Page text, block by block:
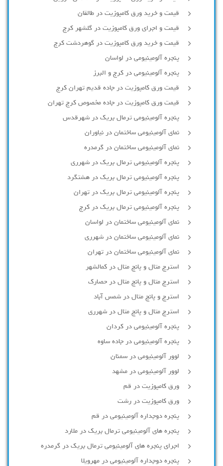
قیمت و خرید ورق کامپوزیت در طالقان
قیمت و اجرای ورق کامپوزیت در گلشهر کرج
قیمت و خرید ورق کامپوزیت در گوهردشت کرج
پنجره آلومینیومی در لواسان
پنجره آلومینیومی در کرج و البرز
قیمت ورق کامپوزیت در جاده قدیم تهران کرج
قیمت ورق کامپوزیت در جاده مخصوص کرج تهران
پنجره آلومینیومی ترمال بریک در شهرقدس
نمای آلومینیومی ساختمان در نیاوران
نمای آلومینیومی ساختمان در گرمدره
پنجره آلومینیومی ترمال بریک در شهرری
پنجره آلومینیومی ترمال بریک در هشتگرد
پنجره آلومینیومی ترمال بریک در تهران
پنجره آلومینیومی ترمال بریک در کرج
نمای آلومینیومی ساختمان در لواسان
نمای آلومینیومی ساختمان در شهرری
نمای آلومینیومی ساختمان در تهران
استرچ متال و پانچ متال در کمالشهر
استرچ متال و پانچ متال در حصارك
استرچ و پانچ متال در شمس آباد
استرچ متال و پانچ متال در شهرری
پنجره آلومینیومی در کردان
پنجره آلومینیومی در جاده ساوه
لوور آلومینیومی در سمنان
لوور آلومینیومی در مشهد
ورق کامپوزیت در قم
ورق کامپوزیت در رشت
پنجره دوجداره آلومينيومی در قم
پنجره های آلومینیومی ترمال بریک در ملارد
اجرای پنجره های آلومینیومی ترمال بریک در گرمدره
پنجره دوجداره آلومینیومی در مهرویلا